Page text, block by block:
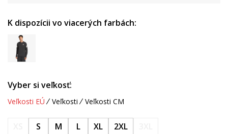
K dispozícii vo viacerých farbách:
Vyber si veľkosť:
Veľkosti EÚ Veľkosti Veľkosti CM
S M L XL 2XL